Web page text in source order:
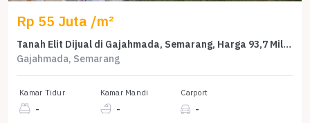
Rp 55 Juta /m²
Tanah Elit Dijual di Gajahmada, Semarang, Harga 93,7 Miliar
Gajahmada, Semarang
Kamar Tidur
-
Kamar Mandi
-
Carport
-